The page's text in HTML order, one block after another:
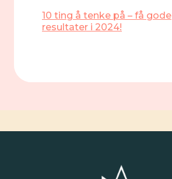
10 ting å tenke på – få gode
resultater i 2024!